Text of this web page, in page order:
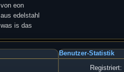
von eon
aus edelstahl
was is das
Benutzer-Statistik
Registriert: